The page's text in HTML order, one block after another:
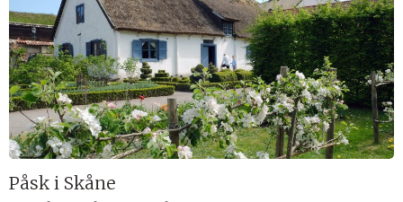
Påsk i Skåne